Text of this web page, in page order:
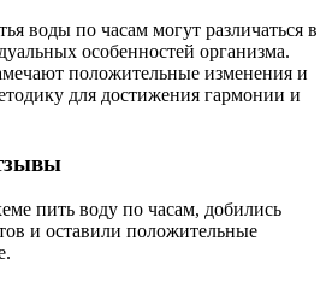
воды по часам могут различаться в
особенностей организма.
положительные изменения и
для достижения гармонии и
пить воду по часам, добились
и оставили положительные